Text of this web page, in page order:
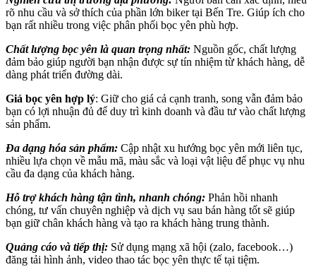
rõ nhu cầu và sở thích của phần lớn biker tại Bến Tre. Giúp ích cho
bạn rất nhiều trong việc phân phối bọc yên phù hợp.
Chất lượng bọc yên là quan trọng nhất: Nguồn gốc, chất lượng
đảm bảo giúp người bạn nhận được sự tín nhiệm từ khách hàng, dễ
dàng phát triển đường dài.
Giá bọc yên hợp lý: Giữ cho giá cả cạnh tranh, song vẫn đảm bảo
bạn có lợi nhuận đủ để duy trì kinh doanh và đầu tư vào chất lượng
sản phẩm.
Đa dạng hóa sản phẩm: Cập nhật xu hướng bọc yên mới liên tục,
nhiều lựa chọn về mẫu mã, màu sắc và loại vật liệu để phục vụ nhu
cầu đa dạng của khách hàng.
Hỗ trợ khách hàng tận tình, nhanh chóng: Phản hồi nhanh
chóng, tư vấn chuyên nghiệp và dịch vụ sau bán hàng tốt sẽ giúp
bạn giữ chân khách hàng và tạo ra khách hàng trung thành.
Quảng cáo và tiếp thị: Sử dụng mạng xã hội (zalo, facebook…)
đăng tải hình ảnh, video thao tác bọc yên thực tế tại tiệm.